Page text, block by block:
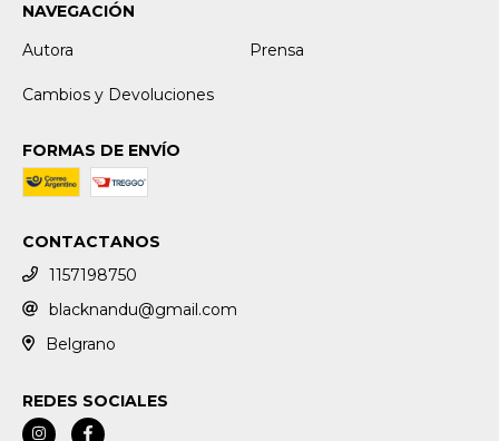
NAVEGACIÓN
Autora
Prensa
Cambios y Devoluciones
FORMAS DE ENVÍO
CONTACTANOS
1157198750
blacknandu@gmail.com
Belgrano
REDES SOCIALES